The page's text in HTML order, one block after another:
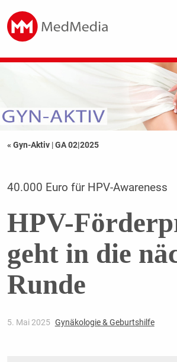
« Gyn-Aktiv |GA 02|2025
40.000 Euro für HPV-Awareness
HPV-
geht in die
Runde
5. Mai 2025 Gynäkologie & Geburtshilfe